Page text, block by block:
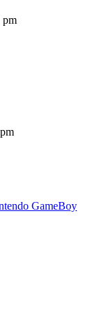
pm
GameBoy